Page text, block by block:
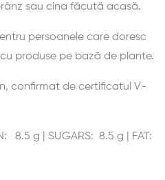
sau cina făcută acasă.
persoanele care doresc
produse pe bază de plante.
confirmat de certificatul V-
8.5 g | SUGARS: 8.5 g | FAT: